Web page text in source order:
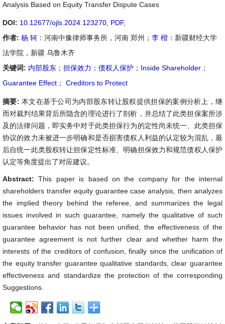
Analysis Based on Equity Transfer Dispute Cases
DOI: 10.12677/ojls.2024.123270 PDF,
作者: 杨 轲 ：河南中豫律师事务所，河南 郑州； 李 楷 ：新疆财经大学
法学院，新疆 乌鲁木齐
关键词: 内部股东 ； 担保效力 ； 债权人保护 ； Inside Shareholder ；
Guarantee Effect ； Creditors to Protect
摘要: 本文在基于公司为内部股东转让股权提供担保的案例分析上，继
而对裁判结果背后所隐含的理论进行了剖析，并总结了此类担保案所涉
及的法律问题，即实务中对于此类担保行为的定性尚未统一、此类担保
协议的效力未被进一步明确和是否损害债权人利益的认定较为混乱，最
后自统一此类股权转让担保定性标准、明确担保效力和规范债权人保护
认定等角度提出了对应建议。
Abstract:This paper is based on the company for the internal
shareholders transfer equity guarantee case analysis, then analyzes
the implied theory behind the referee, and summarizes the legal
issues involved in such guarantee, namely the qualitative of such
guarantee behavior has not been unified, the effectiveness of the
guarantee agreement is not further clear and whether harm the
interests of the creditors of confusion, finally since the unification of
the equity transfer guarantee qualitative standards, clear guarantee
effectiveness and standardize the protection of the corresponding
Suggestions.